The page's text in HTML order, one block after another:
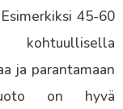
45-60
kohtuullisella
ja parantamaan
on hyvä